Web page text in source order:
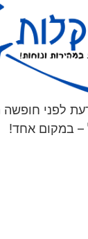
לפני
– במקום אחד!